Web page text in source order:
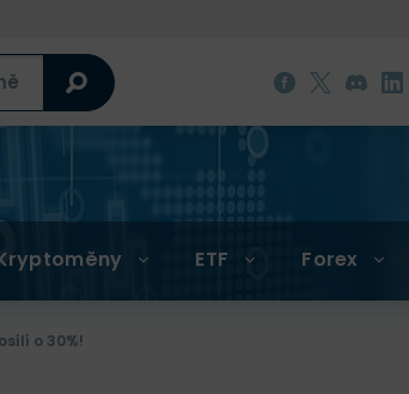
ETF Forex
o 30%!